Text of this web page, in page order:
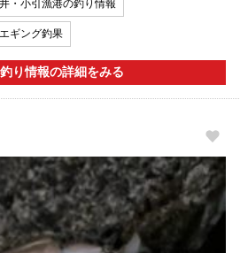
・小引漁港の釣り情報
エギング釣果
り情報の詳細をみる